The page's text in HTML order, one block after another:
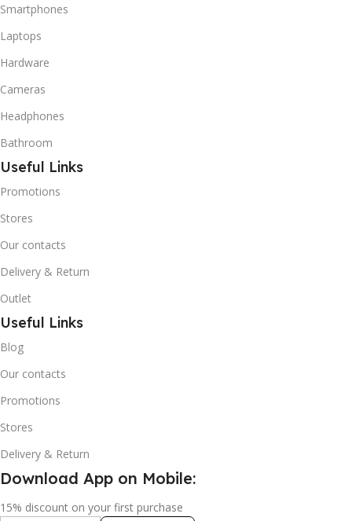
Smartphones
Laptops
Hardware
Cameras
Headphones
Bathroom
Useful Links
Promotions
Stores
Our contacts
Delivery & Return
Outlet
Useful Links
Blog
Our contacts
Promotions
Stores
Delivery & Return
Download App on Mobile:
15% discount on your first purchase